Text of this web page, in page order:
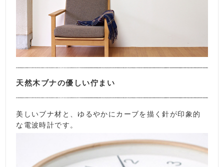
天然木ブナの優しい佇まい
美しいブナ材と、ゆるやかにカーブを描く針が印象的
な電波時計です。